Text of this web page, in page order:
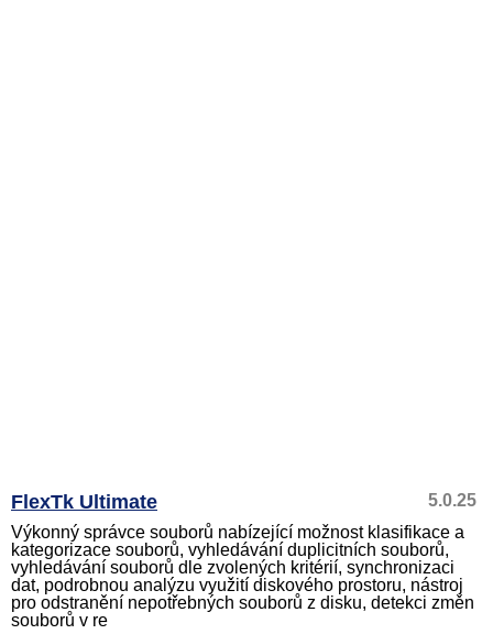
FlexTk Ultimate
5.0.25
Výkonný správce souborů nabízející možnost klasifikace a
kategorizace souborů, vyhledávání duplicitních souborů,
vyhledávání souborů dle zvolených kritérií, synchronizaci
dat, podrobnou analýzu využití diskového prostoru, nástroj
pro odstranění nepotřebných souborů z disku, detekci změn
souborů v re